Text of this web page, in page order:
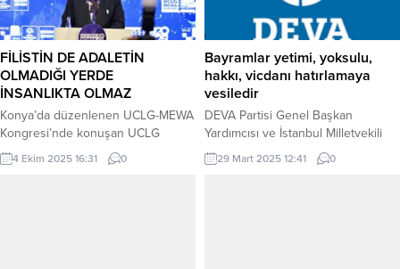
FİLİSTİN DE ADALETİN
OLMADIĞI YERDE
İNSANLIKTA OLMAZ
Konya’da düzenlenen UCLG-MEWA
Kongresi’nde konuşan UCLG
Dünya Teşkilatı Başkan Yardımcısı
ve Balıkesir Büyükşehir Belediye
4 Ekim 2025 16:31 0
Bayramlar yetimi, yoksulu,
hakkı, vicdanı hatırlamaya
vesiledir
DEVA Partisi Genel Başkan
Yardımcısı ve İstanbul Milletvekili
Hasan Karal, özellikle ekonomik
zorluklar altında ezilen kesimlerin
29 Mart 2025 12:41 0